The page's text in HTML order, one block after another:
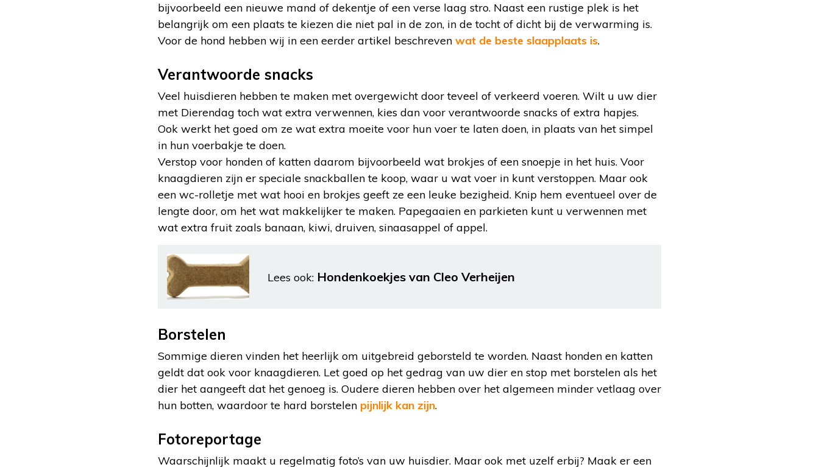
bijvoorbeeld een nieuwe mand of dekentje of een verse laag stro. Naast een rustige plek is het
belangrijk om een plaats te kiezen die niet pal in de zon, in de tocht of dicht bij de verwarming is.
Voor de hond hebben wij in een eerder artikel beschreven wat de beste slaapplaats is.
Verantwoorde snacks
Veel huisdieren hebben te maken met overgewicht door teveel of verkeerd voeren. Wilt u uw dier
met Dierendag toch wat extra verwennen, kies dan voor verantwoorde snacks of extra hapjes.
Ook werkt het goed om ze wat extra moeite voor hun voer te laten doen, in plaats van het simpel
in hun voerbakje te doen.
Verstop voor honden of katten daarom bijvoorbeeld wat brokjes of een snoepje in het huis. Voor
knaagdieren zijn er speciale snackballen te koop, waar u wat voer in kunt verstoppen. Maar ook
een wc-rolletje met wat hooi en brokjes geeft ze een leuke bezigheid. Knip hem eventueel over de
lengte door, om het wat makkelijker te maken. Papegaaien en parkieten kunt u verwennen met
wat extra fruit zoals banaan, kiwi, druiven, sinaasappel of appel.
Lees ook: Hondenkoekjes van Cleo Verheijen
Borstelen
Sommige dieren vinden het heerlijk om uitgebreid geborsteld te worden. Naast honden en katten
geldt dat ook voor knaagdieren. Let goed op het gedrag van uw dier en stop met borstelen als het
dier het aangeeft dat het genoeg is. Oudere dieren hebben over het algemeen minder vetlaag over
hun botten, waardoor te hard borstelen pijnlijk kan zijn.
Fotoreportage
Waarschijnlijk maakt u regelmatig foto’s van uw huisdier. Maar ook met uzelf erbij? Maak er een